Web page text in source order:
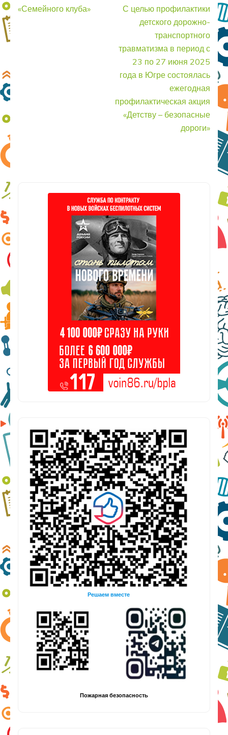
Навигация
«Семейного клуба»
С целью профилактики
детского дорожно-
транспортного
травматизма в период с
23 по 27 июня 2025
года в Югре состоялась
ежегодная
профилактическая акция
«Детству – безопасные
дороги»
Решаем вместе
Пожарная безопасность